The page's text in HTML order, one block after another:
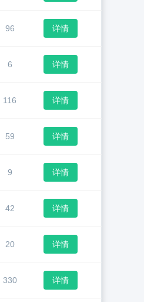
96 详情
6 详情
116 详情
59 详情
9 详情
42 详情
20 详情
330 详情